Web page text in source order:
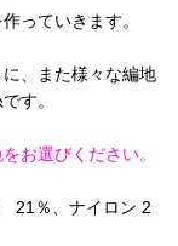
っていきます。
、また様々な編地
す。
お選びください。
21％、ナイロン 2